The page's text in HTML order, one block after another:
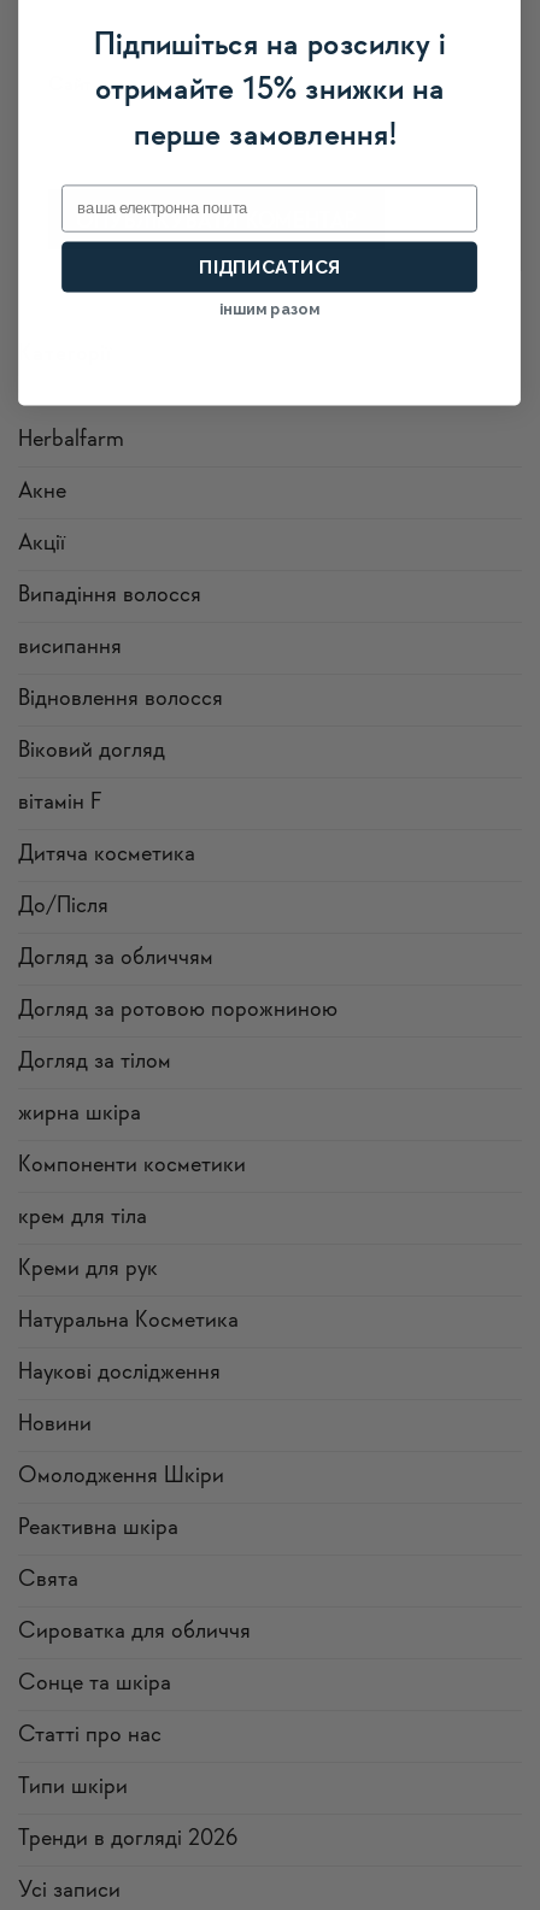
Alternative:
Herbalfarm
Акне
Акції
Випадіння волосся
висипання
Відновлення волосся
Віковий догляд
вітамін F
Дитяча косметика
До/Після
Догляд за обличчям
Догляд за ротовою порожниною
Догляд за тілом
жирна шкіра
Компоненти косметики
крем для тіла
Креми для рук
Натуральна Косметика
Наукові дослідження
Новини
Омолодження Шкіри
Реактивна шкіра
Свята
Сироватка для обличчя
Сонце та шкіра
Статті про нас
Типи шкіри
Тренди в догляді 2026
Усi записи
Підпишіться на розсилку і
отримайте 15% знижки на
перше замовлення!
Email
ПІДПИСАТИСЯ
іншим разом